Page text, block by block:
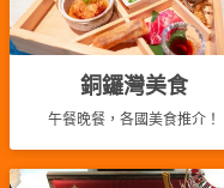
銅鑼灣美食
午餐晚餐，各國美食推介！